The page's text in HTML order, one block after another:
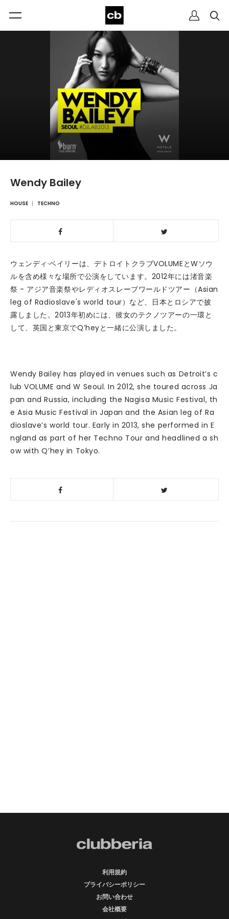
Wendy Bailey
HOUSE TECHNO
ウェンディ·ベイリーは、デトロイトクラブVOLUMEとWソウ
ルを含め様々な場所で公演をしています。2012年には渚音楽
祭 - アジア音楽祭やレディオスレーブワールドツアー（Asian
leg of Radioslave's world tour）など、日本とロシアで披
露しました。2013年初めには、彼女のテクノツアーの一環と
して、英国と東京でQ’heyと一緒に公演しました。
Wendy Bailey has played in venues such as Detroit’s c
lub VOLUME and W Seoul. In 2012, she toured across Ja
pan and Russia, including the Nagisa Music Festival, th
e Asia Music Festival in Japan and the Asian leg of Ra
dioslave’s world tour. Early in 2013, she performed in E
ngland as part of her Techno Tour and headlined a sh
ow with Q’hey in Tokyo.
利用規約
プライバシーポリシー
お問い合わせ
会社概要